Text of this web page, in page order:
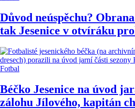
Důvod neúspěchu?
tak Jesenice v otvíráku
Fotbal
Béčko Jesenice na úvod
zálohu Jílového, kapitán